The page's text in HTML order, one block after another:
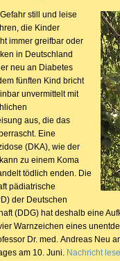
still und leise
die Kinder
immer greifbar oder
in Deutschland
neu an Diabetes
fünften Kind bricht
unvermittelt mit
aus, die das
Eine
(DKA), wie der
zu einem Koma
tödlich enden. Die
pädiatrische
der Deutschen
(DDG) hat deshalb eine
Warnzeichen eines
Dr. med. Andreas Neu
am 10. Juni. Nachricht